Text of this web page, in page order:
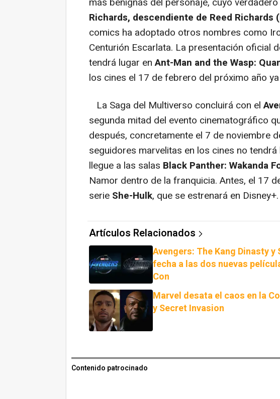
Richards, descendiente de Reed Richards
comics ha adoptado otros nombres como
Centurión Escarlata. La presentación oficial
tendrá lugar enAnt-Man and the Wasp:
los cines el 17 de febrero del próximo año
La Saga del Multiverso concluirá con el
segunda mitad del evento cinematográfico
después, concretamente el 7 de noviembre
seguidores marvelitas en los cines no
llegue a las salas Black Panther: Wakanda
Namor dentro de la franquicia. Antes, el 17
serie She-Hulk, que se estrenará en Disney+.
Artículos Relacionados
Avengers: The Kang Dinasty
fecha a las dos nuevas
Con
Marvel desata el caos en la
y Secret Invasion
Contenido patrocinado